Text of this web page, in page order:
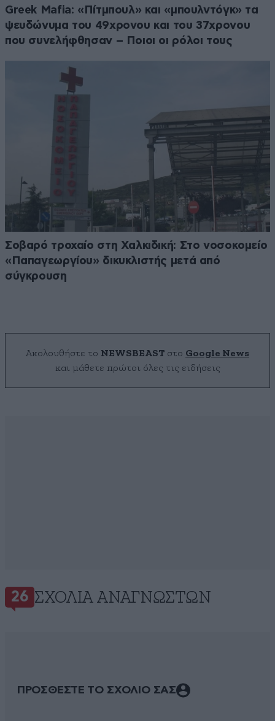
Greek Μafia: «Πίτμπουλ» και «μπουλντόγκ» τα
ψευδώνυμα του 49χρονου και του 37χρονου
που συνελήφθησαν – Ποιοι οι ρόλοι τους
Σοβαρό τροχαίο στη Χαλκιδική: Στο νοσοκομείο
«Παπαγεωργίου» δικυκλιστής μετά από
σύγκρουση
Ακολουθήστε το NEWSBEAST στο Google News
και μάθετε πρώτοι όλες τις ειδήσεις
26 ΣΧΌΛΙΑ ΑΝΑΓΝΩΣΤΏΝ
ΠΡΟΣΘΕΣΤΕ ΤΟ ΣΧΟΛΙΟ ΣΑΣ